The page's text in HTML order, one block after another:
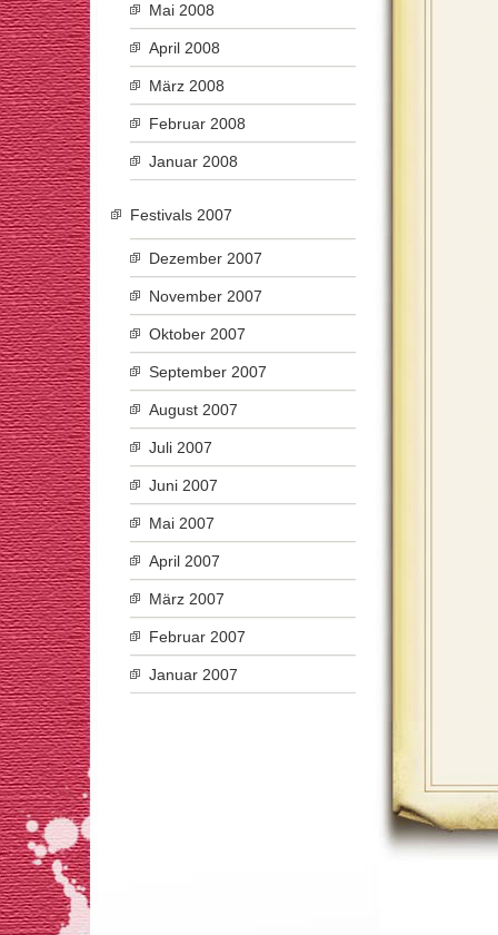
Mai 2008
April 2008
März 2008
Februar 2008
Januar 2008
Festivals 2007
Dezember 2007
November 2007
Oktober 2007
September 2007
August 2007
Juli 2007
Juni 2007
Mai 2007
April 2007
März 2007
Februar 2007
Januar 2007